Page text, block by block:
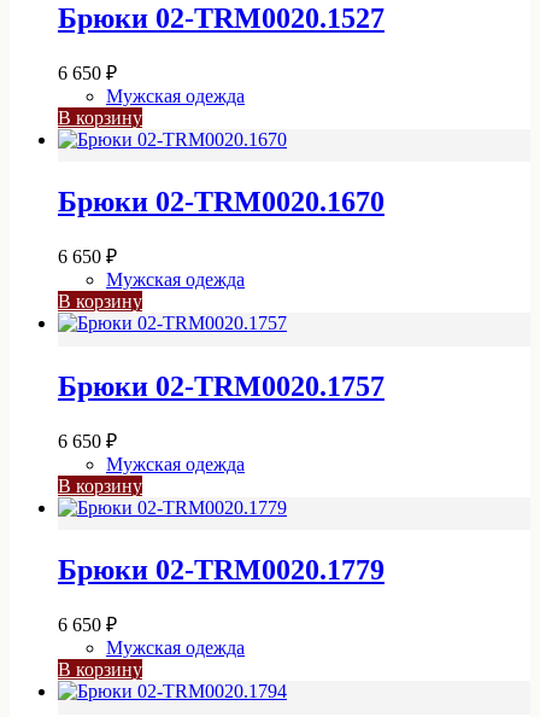
Брюки 02-TRM0020.1527
6 650 ₽
Мужская одежда
В корзину
Брюки 02-TRM0020.1670
6 650 ₽
Мужская одежда
В корзину
Брюки 02-TRM0020.1757
6 650 ₽
Мужская одежда
В корзину
Брюки 02-TRM0020.1779
6 650 ₽
Мужская одежда
В корзину